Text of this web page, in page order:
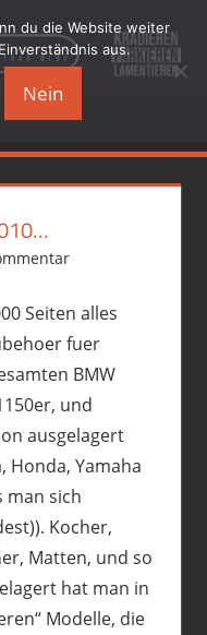
,Motorrad
Seiten alles
fuer
BMW
und
ausgelagert
Honda, Yamaha
man sich
Kocher,
Matten, und so
hat man in
Modelle, die
du die Website weiter
aus.
Nein